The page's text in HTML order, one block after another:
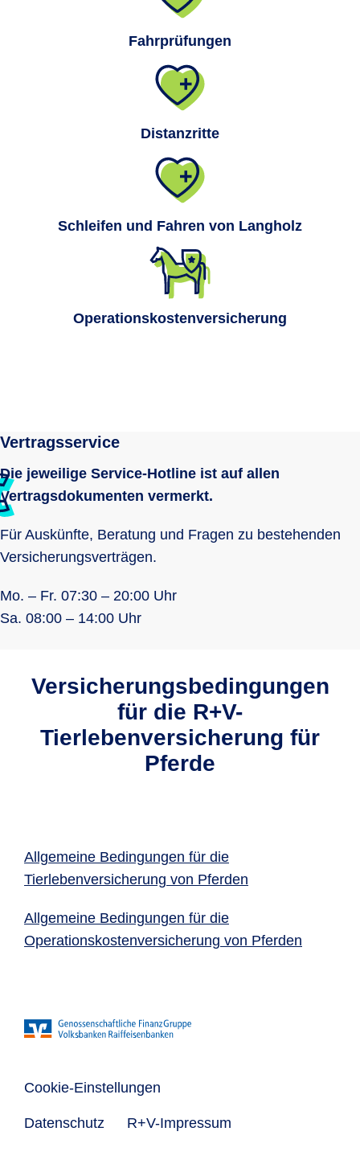
Fahrprüfungen
Distanzritte
Schleifen und Fahren von Langholz
Operationskostenversicherung
Vertragsservice
Die jeweilige Service-Hotline ist auf allen
Vertragsdokumenten vermerkt.
Für Auskünfte, Beratung und Fragen zu bestehenden
Versicherungsverträgen.
Mo. – Fr. 07:30 – 20:00 Uhr
Sa. 08:00 – 14:00 Uhr
Versicherungsbedingungen
für die R+V-
Tierlebenversicherung für
Pferde
Allgemeine Bedingungen für die
Tierlebenversicherung von Pferden
Allgemeine Bedingungen für die
Operationskostenversicherung von Pferden
Cookie-Einstellungen
Datenschutz R+V-Impressum